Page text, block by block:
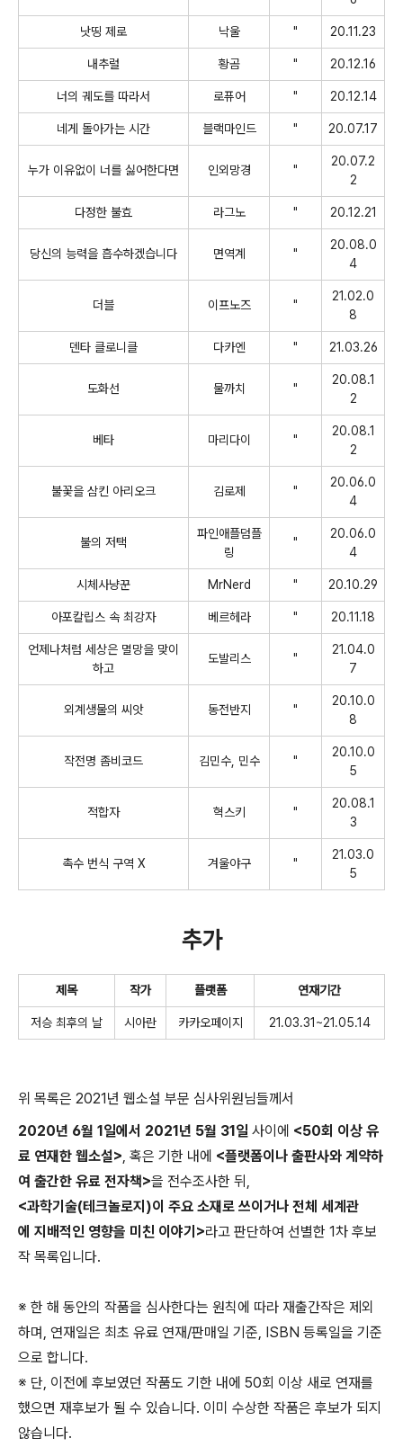
낫띵 제로 낙울 " 20.11.23
내추럴 황곰 " 20.12.16
너의 궤도를 따라서 로퓨어 " 20.12.14
네게 돌아가는 시간 블랙마인드 " 20.07.17
누가 이유없이 너를 싫어한다면 인외망경 "
20.07.2
2
다정한 불효 라그노 " 20.12.21
당신의 능력을 흡수하겠습니다 면역계 "
20.08.0
4
더블 이프노즈 "
21.02.0
8
덴타 클로니클 다카엔 " 21.03.26
도화선 물까치 "
20.08.1
2
베타 마리다이 "
20.08.1
2
불꽃을 삼킨 아리오크 김로제 "
20.06.0
4
불의 저택
파인애플덤플
링
"
20.06.0
4
시체사냥꾼 MrNerd " 20.10.29
아포칼립스 속 최강자 베르헤라 " 20.11.18
언제나처럼 세상은 멸망을 맞이
하고
도발리스 "
21.04.0
7
외계생물의 씨앗 동전반지 "
20.10.0
8
작전명 좀비코드 김민수, 민수 "
20.10.0
5
적합자 혁스키 "
20.08.1
3
촉수 번식 구역 X 겨울야구 "
21.03.0
5
추가
제목 작가 플랫폼 연재기간
저승 최후의 날 시아란 카카오페이지 21.03.31~21.05.14
위 목록은 2021년 웹소설 부문 심사위원님들께서
2020년 6월 1일에서 2021년 5월 31일 사이에 <50회 이상 유
료 연재한 웹소설>, 혹은 기한 내에 <플랫폼이나 출판사와 계약하
여 출간한 유료 전자책>을 전수조사한 뒤,
<과학기술(테크놀로지)이 주요 소재로 쓰이거나 전체 세계관
에 지배적인 영향을 미친 이야기>라고 판단하여 선별한 1차 후보
작 목록입니다.
※ 한 해 동안의 작품을 심사한다는 원칙에 따라 재출간작은 제외
하며, 연재일은 최초 유료 연재/판매일 기준, ISBN 등록일을 기준
으로 합니다.
※ 단, 이전에 후보였던 작품도 기한 내에 50회 이상 새로 연재를
했으면 재후보가 될 수 있습니다. 이미 수상한 작품은 후보가 되지
않습니다.